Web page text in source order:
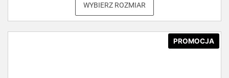
WYBIERZ ROZMIAR
PROMOCJA